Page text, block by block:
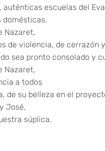
escuelas del
domésticas.
Nazaret,
de violencia, de cerrazón
sea pronto consolado y
Nazaret,
a todos
de su belleza en el
José,
súplica.